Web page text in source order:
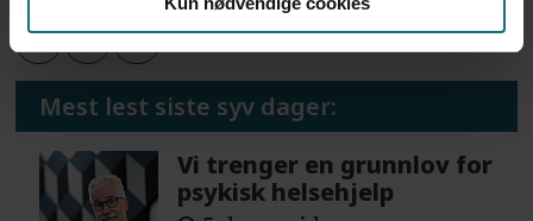
Mest lest siste syv dager:
Vi trenger en grunnlov for
psykisk helsehjelp